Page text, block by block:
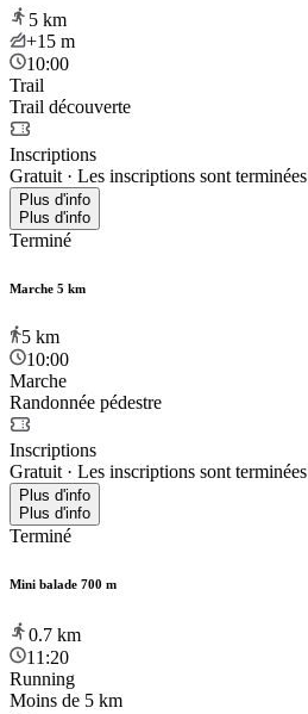
5 km
+15 m
10:00
Trail
Trail découverte
Inscriptions
Gratuit · Les inscriptions sont terminées
Plus d'info
Plus d'info
Terminé
Marche 5 km
5 km
10:00
Marche
Randonnée pédestre
Inscriptions
Gratuit · Les inscriptions sont terminées
Plus d'info
Plus d'info
Terminé
Mini balade 700 m
0.7 km
11:20
Running
Moins de 5 km